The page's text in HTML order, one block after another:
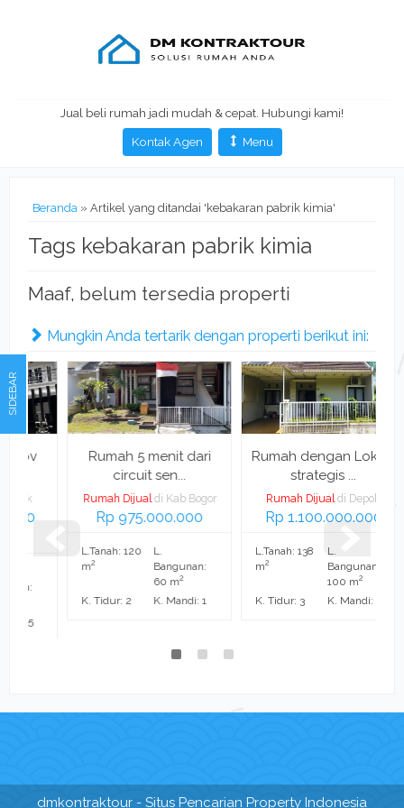
Jual beli rumah jadi mudah & cepat. Hubungi kami!
Kontak Agen
Menu
Beranda » Artikel yang ditandai 'kebakaran pabrik kimia'
Tags kebakaran pabrik kimia
Maaf, belum tersedia properti
Mungkin Anda tertarik dengan properti berikut ini:
Rumah 5 menit dari
circuit sen...
Rumah Dijual di Kab Bogor
Rp 975.000.000
L.Tanah: 120
L.
Bangunan:
60 m2
K. Tidur: 2 K. Mandi: 1
Rumah dengan Lokasi
strategis ...
Rumah Dijual di Depok
Rp 1.100.000.000
L.Tanah: 138
L.
Bangunan:
100 m2
K. Tidur: 3 K. Mandi: 2
dmkontraktour - Situs Pencarian Property Indonesia
SIDEBAR